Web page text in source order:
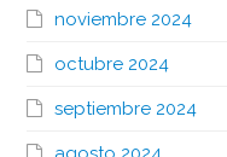
noviembre 2024
octubre 2024
septiembre 2024